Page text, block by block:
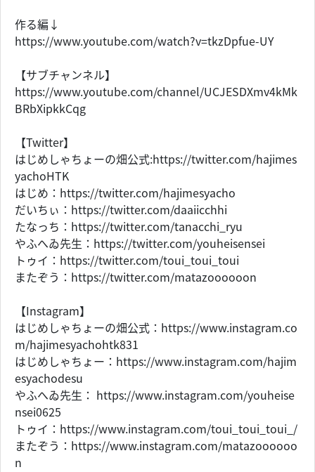
作る編↓
https://www.youtube.com/watch?v=tkzDpfue-UY
【サブチャンネル】
https://www.youtube.com/channel/UCJESDXmv4kMk
BRbXipkkCqg
【Twitter】
はじめしゃちょーの畑公式:https://twitter.com/hajimes
yachoHTK
はじめ：https://twitter.com/hajimesyacho
だいちぃ：https://twitter.com/daaiicchhi
たなっち：https://twitter.com/tanacchi_ryu
やふへゐ先生：https://twitter.com/youheisensei
トゥイ：https://twitter.com/toui_toui_toui
またぞう：https://twitter.com/matazoooooon
【Instagram】
はじめしゃちょーの畑公式：https://www.instagram.co
m/hajimesyachohtk831
はじめしゃちょー：https://www.instagram.com/hajim
esyachodesu
やふへゐ先生： https://www.instagram.com/youheise
nsei0625
トゥイ：https://www.instagram.com/toui_toui_toui_/
またぞう：https://www.instagram.com/matazoooooo
n